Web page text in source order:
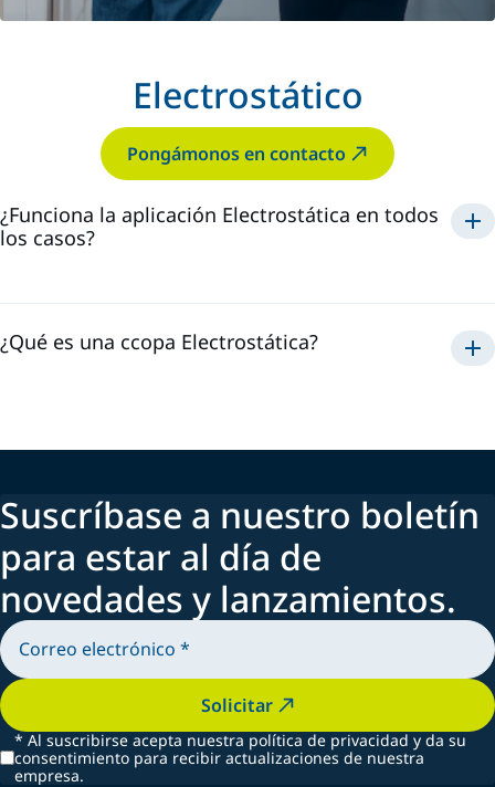
Electrostático
Pongámonos en contacto
¿Funciona la aplicación Electrostática en todos
los casos?
¿Qué es una ccopa Electrostática?
Suscríbase a nuestro boletín
para estar al día de
novedades y lanzamientos.
Solicitar
* Al suscribirse acepta nuestra política de privacidad y da su
consentimiento para recibir actualizaciones de nuestra
empresa.